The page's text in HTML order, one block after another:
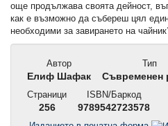
още продължава своята дейност,
как е възможно да събереш цял
необходими за завирането на
Автор
Елиф Шафак
Тип
Съвременен
Страници
256
ISBN/Баркод
9789542723578